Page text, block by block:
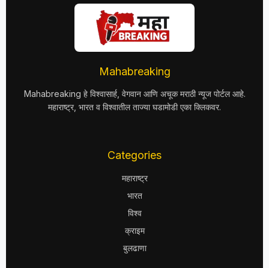
Mahabreaking
Mahabreaking हे विश्वासार्ह, वेगवान आणि अचूक मराठी न्यूज पोर्टल आहे.
महाराष्ट्र, भारत व विश्वातील ताज्या घडामोडी एका क्लिकवर.
Categories
महाराष्ट्र
भारत
विश्व
क्राइम
बुलढाणा